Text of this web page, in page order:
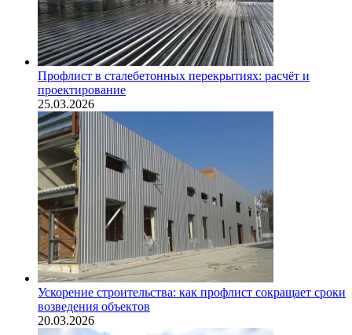
Профлист в сталебетонных перекрытиях: расчёт и
проектирование
25.03.2026
Ускорение строительства: как профлист сокращает сроки
возведения объектов
20.03.2026